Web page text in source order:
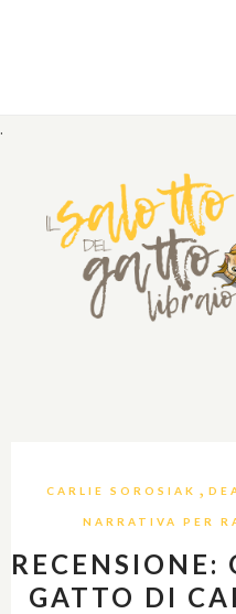
.
CARLIE SOROSIAK ,
NARRATIVA PER
RECENSIONE:
GATTO DI